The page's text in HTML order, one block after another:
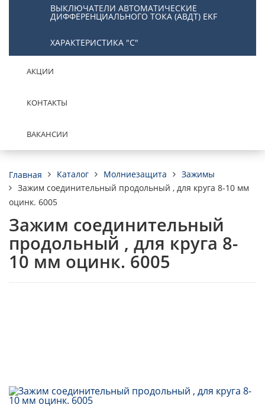
ВЫКЛЮЧАТЕЛИ АВТОМАТИЧЕСКИЕ
ДИФФЕРЕНЦИАЛЬНОГО ТОКА (АВДТ) EKF
ХАРАКТЕРИСТИКА "С"
АКЦИИ
КОНТАКТЫ
ВАКАНСИИ
Главная Каталог Молниезащита
Зажимы
Зажим соединительный продольный , для круга 8-10 мм
оцинк. 6005
Зажим соединительный
продольный , для круга 8-
10 мм оцинк. 6005